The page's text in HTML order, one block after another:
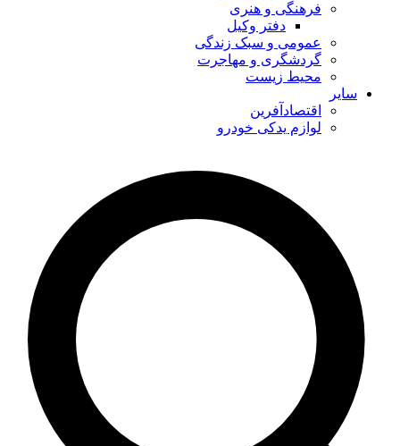
فرهنگی و هنری
دفتر وکیل
عمومی و سبک زندگی
گردشگری و مهاجرت
محیط زیست
سایر
اقتصادآفرین
لوازم یدکی خودرو